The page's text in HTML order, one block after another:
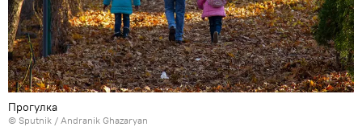
Прогулка
© Sputnik / Andranik Ghazaryan